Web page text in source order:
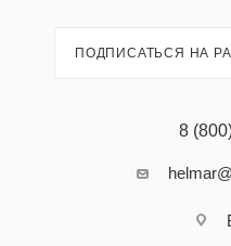
ПОДПИСАТЬСЯ НА
8